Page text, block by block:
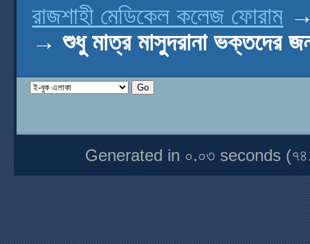
রাজশাহী মেডিকেল কলেজ ফোরাম
→শুধু মাত্র মাসুদরানা ভক্তদের
Generated in ০.০৩ seconds